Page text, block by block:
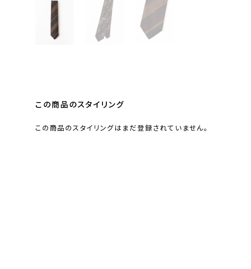
この商品のスタイリング
この商品のスタイリングはまだ登録されていません。